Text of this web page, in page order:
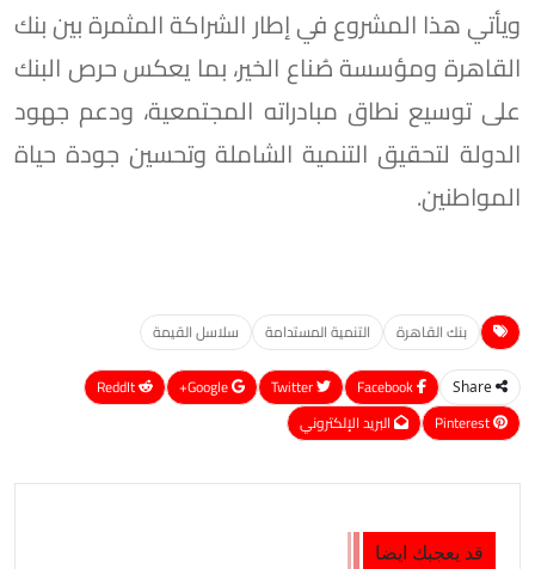
ويأتي هذا المشروع في إطار الشراكة المثمرة بين بنك
القاهرة ومؤسسة صُناع الخير، بما يعكس حرص البنك
على توسيع نطاق مبادراته المجتمعية، ودعم جهود
الدولة لتحقيق التنمية الشاملة وتحسين جودة حياة
المواطنين.
بنك القاهرة التنمية المستدامة سلاسل القيمة
Share
Google+
ReddIt
Pinterest
البريد الإلكتروني
قد يعجبك ايضا